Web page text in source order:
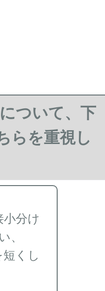
ついて、下
らを重視し
分け
、
くし